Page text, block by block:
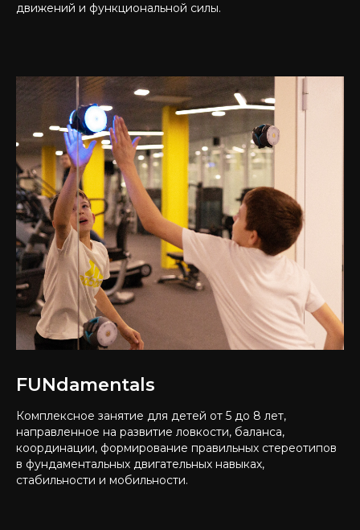
движений и функциональной силы.
FUNdamentals
Комплексное занятие для детей от 5 до 8 лет,
направленное на развитие ловкости, баланса,
координации, формирование правильных стереотипов
в фундаментальных двигательных навыках,
стабильности и мобильности.